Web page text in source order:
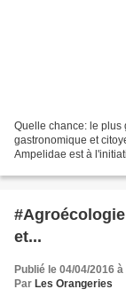
Quelle chance: le plus
gastronomique et
Ampelidae est à
et...
Publié le 04/04/2016 à
Par Les Orangeries